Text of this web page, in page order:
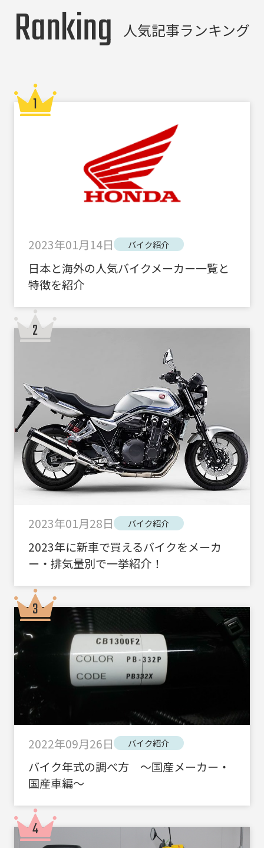
Ranking 人気記事ランキング
2023年01月14日 バイク紹介
日本と海外の人気バイクメーカー一覧と
特徴を紹介
2023年01月28日 バイク紹介
2023年に新車で買えるバイクをメーカ
ー・排気量別で一挙紹介！
2022年09月26日 バイク紹介
バイク年式の調べ方 ～国産メーカー・
国産車編～